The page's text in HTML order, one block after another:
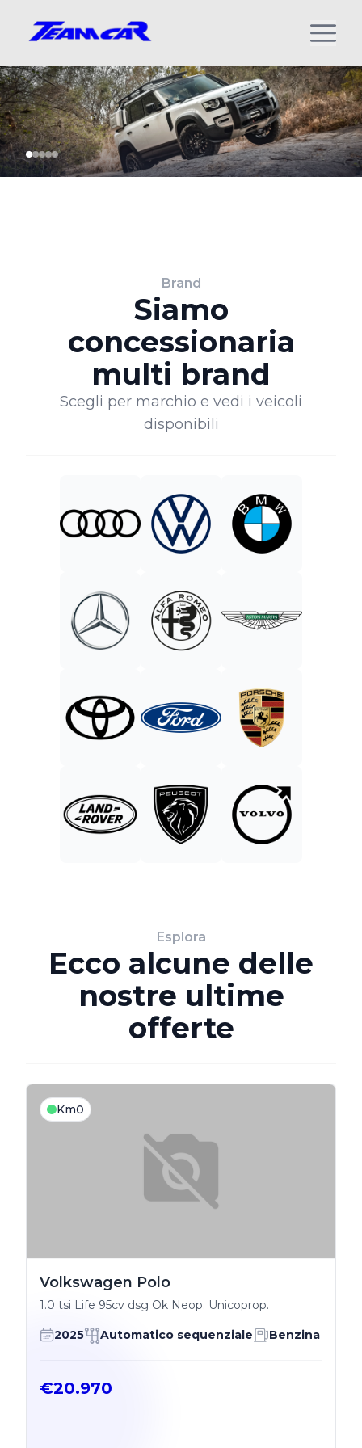
Brand
Siamo
concessionaria
multi brand
Scegli per marchio e vedi i veicoli
disponibili
Esplora
Ecco alcune delle
nostre ultime
offerte
Km0
Volkswagen Polo
1.0 tsi Life 95cv dsg Ok Neop. Unicoprop.
2025 Automatico sequenziale Benzina
€20.970